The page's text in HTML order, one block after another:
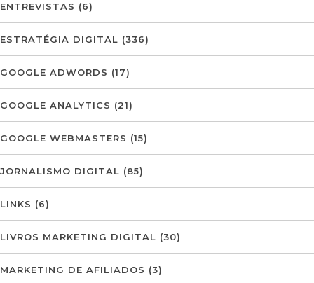
ENTREVISTAS (6)
ESTRATÉGIA DIGITAL (336)
GOOGLE ADWORDS (17)
GOOGLE ANALYTICS (21)
GOOGLE WEBMASTERS (15)
JORNALISMO DIGITAL (85)
LINKS (6)
LIVROS MARKETING DIGITAL (30)
MARKETING DE AFILIADOS (3)